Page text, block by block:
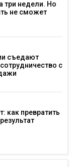
три недели. Но
не сможет
съедают
с
как превратить